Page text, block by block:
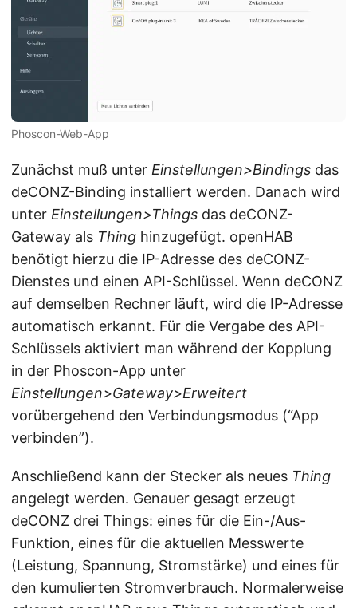
Phoscon-Web-App
Zunächst muß unter Einstellungen>Bindings das
deCONZ-Binding installiert werden. Danach wird
unter Einstellungen>Things das deCONZ-
Gateway als Thing hinzugefügt. openHAB
benötigt hierzu die IP-Adresse des deCONZ-
Dienstes und einen API-Schlüssel. Wenn deCONZ
auf demselben Rechner läuft, wird die IP-Adresse
automatisch erkannt. Für die Vergabe des API-
Schlüssels aktiviert man während der Kopplung
in der Phoscon-App unter
Einstellungen>Gateway>Erweitert
vorübergehend den Verbindungsmodus (“App
verbinden”).
Anschließend kann der Stecker als neues Thing
angelegt werden. Genauer gesagt erzeugt
deCONZ drei Things: eines für die Ein-/Aus-
Funktion, eines für die aktuellen Messwerte
(Leistung, Spannung, Stromstärke) und eines für
den kumulierten Stromverbrauch. Normalerweise